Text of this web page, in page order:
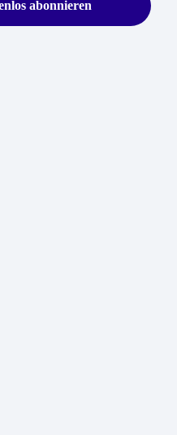
abonnieren